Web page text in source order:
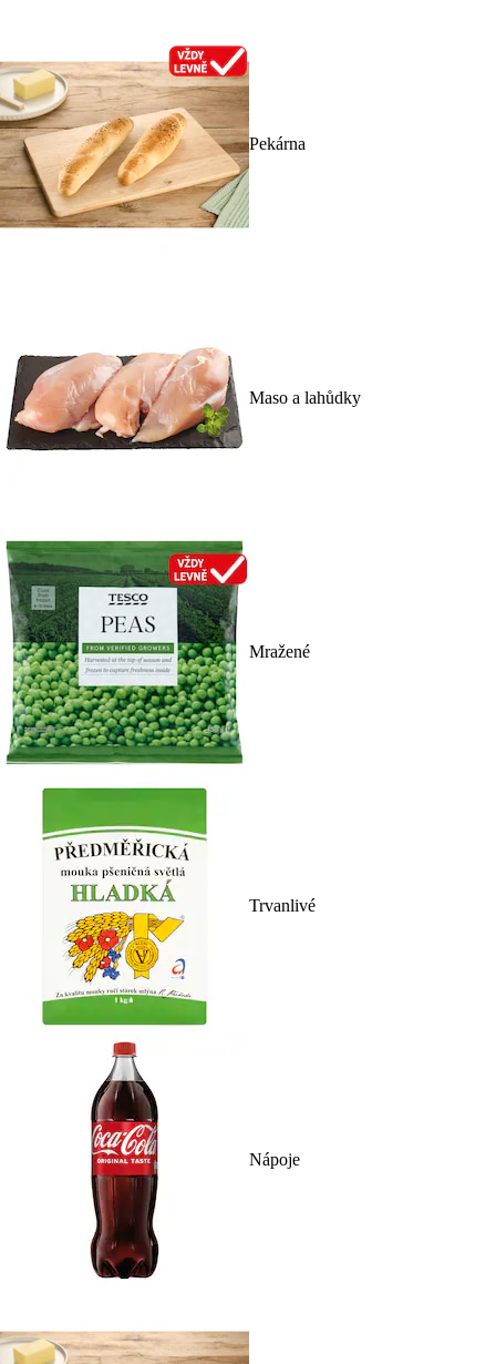
Pekárna
Maso a lahůdky
Mražené
Trvanlivé
Nápoje